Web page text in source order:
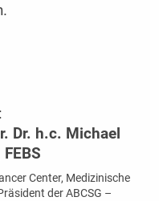
Dr. h.c. Michael
Center, Medizinische
der ABCSG –